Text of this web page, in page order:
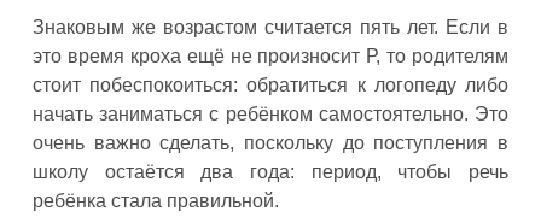
Знаковым же возрастом считается пять лет. Если в
это время кроха ещё не произносит Р, то родителям
стоит побеспокоиться: обратиться к логопеду либо
начать заниматься с ребёнком самостоятельно. Это
очень важно сделать, поскольку до поступления в
школу остаётся два года: период, чтобы речь
ребёнка стала правильной.